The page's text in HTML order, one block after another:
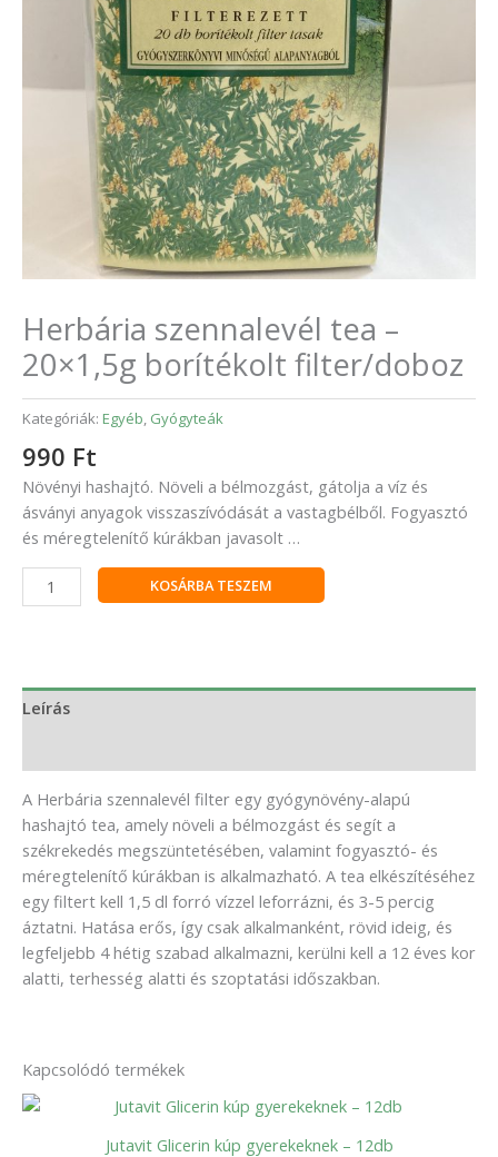
Herbária szennalevél tea –
20×1,5g borítékolt filter/doboz
Kategóriák: Egyéb, Gyógyteák
990 Ft
Növényi hashajtó. Növeli a bélmozgást, gátolja a víz és
ásványi anyagok visszaszívódását a vastagbélből. Fogyasztó
és méregtelenítő kúrákban javasolt …
KOSÁRBA TESZEM
Leírás
A Herbária szennalevél filter egy gyógynövény-alapú
hashajtó tea, amely növeli a bélmozgást és segít a
székrekedés megszüntetésében, valamint fogyasztó- és
méregtelenítő kúrákban is alkalmazható. A tea elkészítéséhez
egy filtert kell 1,5 dl forró vízzel leforrázni, és 3-5 percig
áztatni. Hatása erős, így csak alkalmanként, rövid ideig, és
legfeljebb 4 hétig szabad alkalmazni, kerülni kell a 12 éves kor
alatti, terhesség alatti és szoptatási időszakban.
Kapcsolódó termékek
Jutavit Glicerin kúp gyerekeknek – 12db